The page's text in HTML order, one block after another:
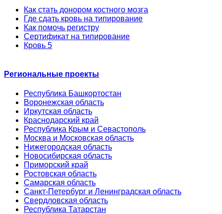
Как стать донором костного мозга
Где сдать кровь на типирование
Как помочь регистру
Сертификат на типирование
Кровь 5
Региональные проекты
Республика Башкортостан
Воронежская область
Иркутская область
Краснодарский край
Республика Крым и Севастополь
Москва и Московская область
Нижегородская область
Новосибирская область
Приморский край
Ростовская область
Самарская область
Санкт-Петербург и Ленинградская область
Свердловская область
Республика Татарстан